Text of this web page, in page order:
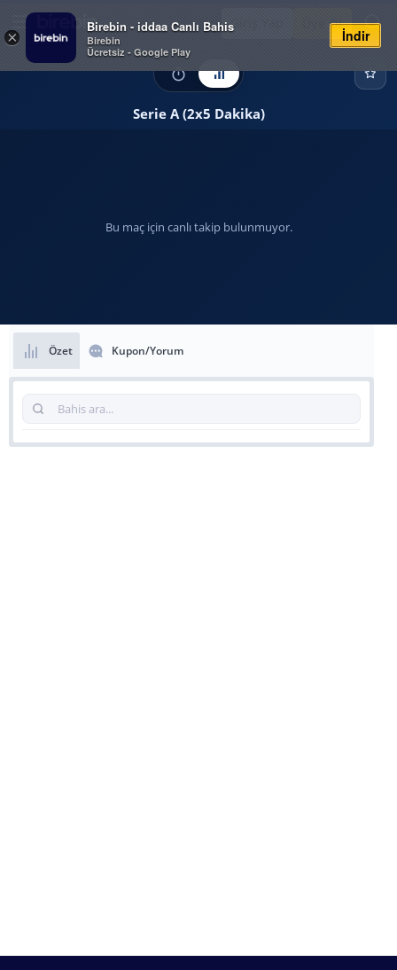
×
Birebin - iddaa Canlı Bahis
Birebin
Ücretsiz - Google Play
İndir
Giriş Yap Üye Ol
Serie A (2x5 Dakika)
Bu maç için canlı takip bulunmuyor.
Özet Kupon/Yorum